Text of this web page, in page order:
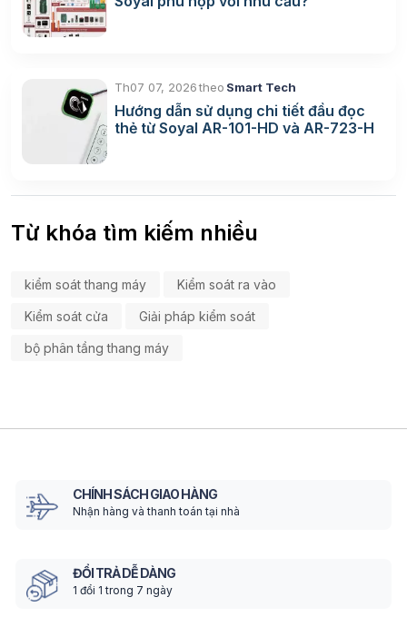
Th07 07, 2026theo Smart Tech
Hướng dẫn sử dụng chi tiết đầu đọc
thẻ từ Soyal AR-101-HD và AR-723-H
Từ khóa tìm kiếm nhiều
kiểm soát thang máy Kiểm soát ra vào
Kiểm soát cửa Giải pháp kiểm soát
bộ phân tầng thang máy
CHÍNH SÁCH GIAO HÀNG
Nhận hàng và thanh toán tại nhà
ĐỔI TRẢ DỄ DÀNG
1 đổi 1 trong 7 ngày